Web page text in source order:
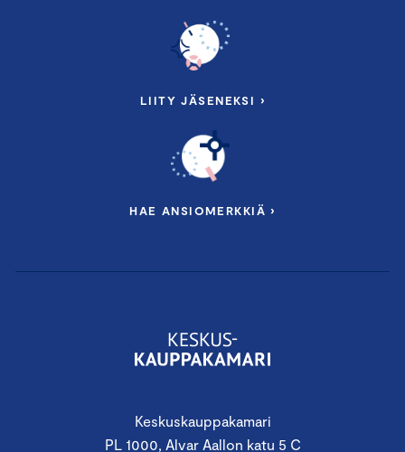
Keskuskauppakamari
PL 1000, Alvar Aallon katu 5 C
LIITY JÄSENEKSI ›
HAE ANSIOMERKKIÄ ›